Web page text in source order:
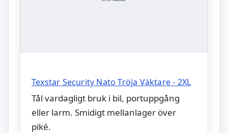
Texstar Security Nato Tröja Väktare - 2XL
Tål vardagligt bruk i bil, portuppgång
eller larm. Smidigt mellanlager över
piké.